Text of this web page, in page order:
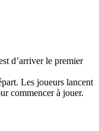
d’arriver le premier
Les joueurs lancent
commencer à jouer.